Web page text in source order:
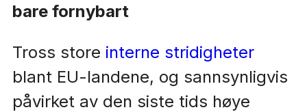
bare fornybart
Tross store interne stridigheter
blant EU-landene, og sannsynligvis
påvirket av den siste tids høye